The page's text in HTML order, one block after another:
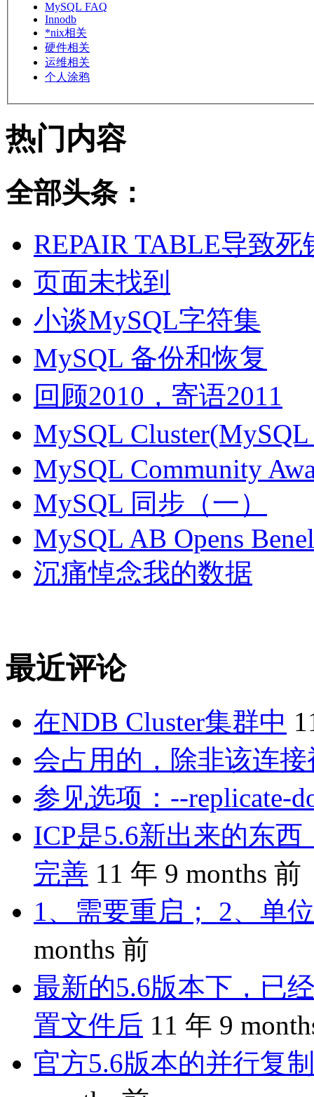
MySQL FAQ
Innodb
*nix相关
硬件相关
运维相关
个人涂鸦
热门内容
全部头条：
REPAIR TABLE导致死
页面未找到
小谈MySQL字符集
MySQL 备份和恢复
回顾2010，寄语2011
MySQL
MySQL Community
MySQL 同步（一）
MySQL AB Opens
沉痛悼念我的数据
最近评论
在NDB Cluster集群中
会占用的，除非该连
参见选项：--replicate-
ICP是5.6新出来的东
完善 11 年 9 months 前
1、需要重启； 2、单
months 前
最新的5.6版本下，已
置文件后 11 年 9
官方5.6版本的并行复